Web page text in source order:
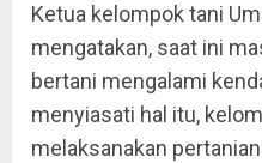
Ketua kelompok tani
mengatakan, saat ini
bertani mengalami
menyiasati hal itu,
melaksanakan